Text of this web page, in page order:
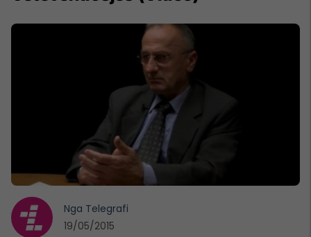
Nga Telegrafi
19/05/2015